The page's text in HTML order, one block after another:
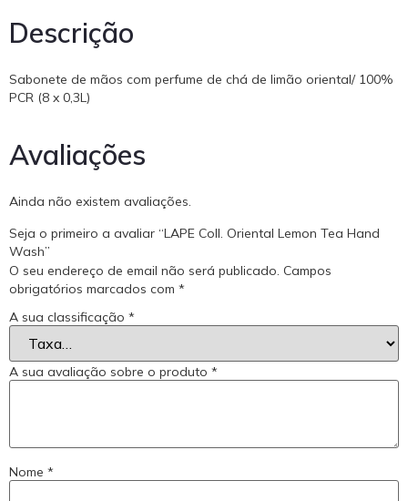
Descrição
Sabonete de mãos com perfume de chá de limão oriental/ 100%
PCR (8 x 0,3L)
Avaliações
Ainda não existem avaliações.
Seja o primeiro a avaliar “LAPE Coll. Oriental Lemon Tea Hand
Wash”
O seu endereço de email não será publicado. Campos
obrigatórios marcados com *
A sua classificação *
A sua avaliação sobre o produto *
Nome *